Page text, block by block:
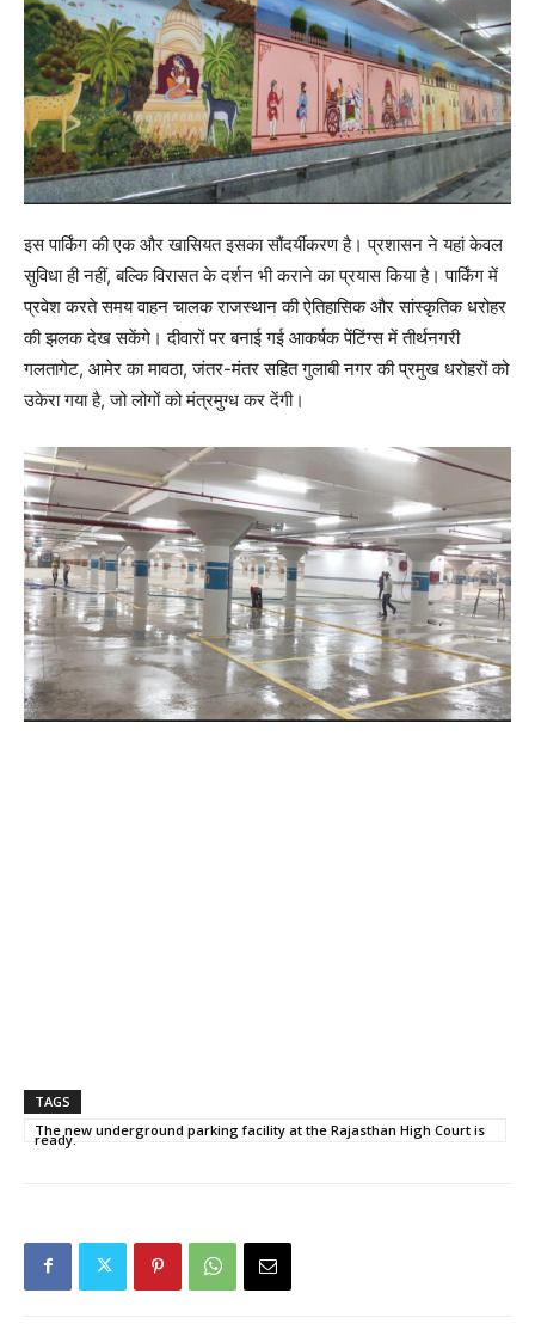
इस पार्किंग की एक और खासियत इसका सौंदर्यीकरण है। प्रशासन ने यहां केवल
सुविधा ही नहीं, बल्कि विरासत के दर्शन भी कराने का प्रयास किया है। पार्किंग में
प्रवेश करते समय वाहन चालक राजस्थान की ऐतिहासिक और सांस्कृतिक धरोहर
की झलक देख सकेंगे। दीवारों पर बनाई गई आकर्षक पेंटिंग्स में तीर्थनगरी
गलतागेट, आमेर का मावठा, जंतर-मंतर सहित गुलाबी नगर की प्रमुख धरोहरों को
उकेरा गया है, जो लोगों को मंत्रमुग्ध कर देंगी।
TAGS
The new underground parking facility at the Rajasthan High Court is
ready.